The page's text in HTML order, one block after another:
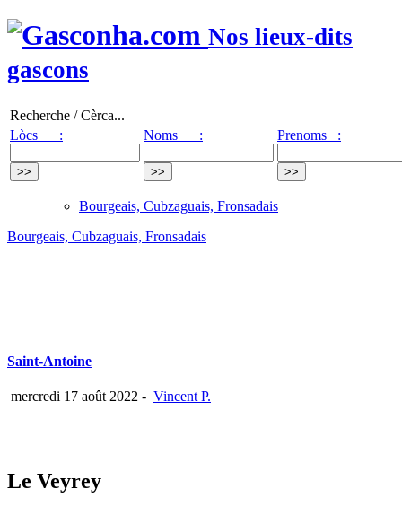
Nos lieux-dits
gascons
Recherche / Cèrca...
Lòcs :
Noms : Prenoms :
Bourgeais, Cubzaguais, Fronsadais
Bourgeais, Cubzaguais, Fronsadais
Saint-Antoine
mercredi 17 août 2022 - Vincent P.
Le Veyrey